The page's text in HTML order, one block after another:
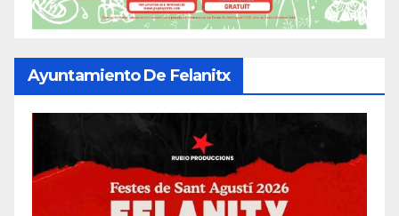
Ayuntamiento De Felanitx